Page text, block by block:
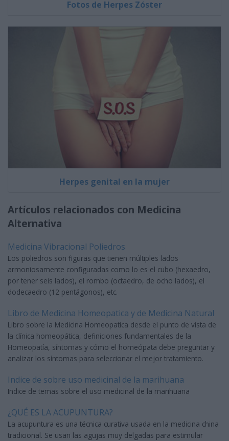
Fotos de Herpes Zóster
Herpes genital en la mujer
Artículos relacionados con Medicina
Alternativa
Medicina Vibracional Poliedros
Los poliedros son figuras que tienen múltiples lados
armoniosamente configuradas como lo es el cubo (hexaedro,
por tener seis lados), el rombo (octaedro, de ocho lados), el
dodecaedro (12 pentágonos), etc.
Libro de Medicina Homeopatica y de Medicina Natural
Libro sobre la Medicina Homeopatica desde el punto de vista de
la clínica homeopática, definiciones fundamentales de la
Homeopatía, síntomas y cómo el homeópata debe preguntar y
analizar los síntomas para seleccionar el mejor tratamiento.
Indice de sobre uso medicinal de la marihuana
Indice de temas sobre el uso medicinal de la marihuana
¿QUÉ ES LA ACUPUNTURA?
La acupuntura es una técnica curativa usada en la medicina china
tradicional. Se usan las agujas muy delgadas para estimular